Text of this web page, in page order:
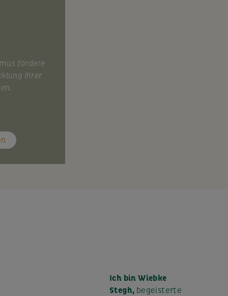
fördere
Ihrer
Ich bin Wiebke
Stegh, begeisterte